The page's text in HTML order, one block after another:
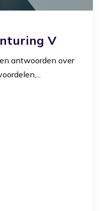
V
antwoorden over